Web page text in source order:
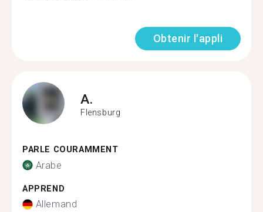
Obtenir l'appli
A.
Flensburg
PARLE COURAMMENT
Arabe
APPREND
Allemand